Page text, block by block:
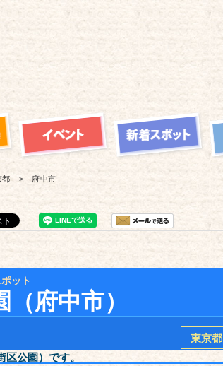
都
府中市
ット
府中市）
東京都
公園）です。